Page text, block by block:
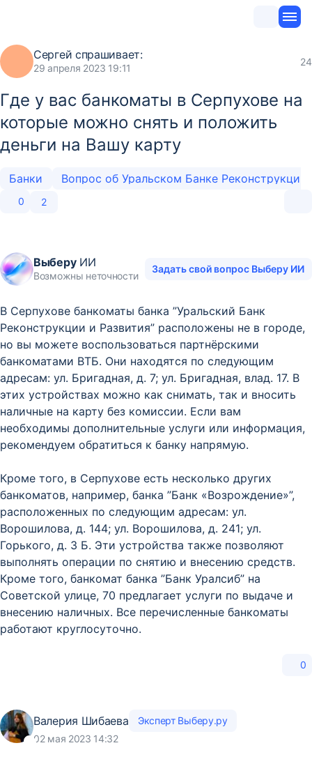
Сергей спрашивает:
29 апреля 2023 19:11
24
Где у вас банкоматы в Серпухове на
которые можно снять и положить
деньги на Вашу карту
Банки
0 2
ВыберуИИ
Возможны неточности
Задать свой вопрос Выберу ИИ
В Серпухове банкоматы банка ”Уральский Банк
Реконструкции и Развития” расположены не в городе,
но вы можете воспользоваться партнёрскими
банкоматами ВТБ. Они находятся по следующим
адресам: ул. Бригадная, д. 7; ул. Бригадная, влад. 17. В
этих устройствах можно как снимать, так и вносить
наличные на карту без комиссии. Если вам
необходимы дополнительные услуги или информация,
рекомендуем обратиться к банку напрямую.
Кроме того, в Серпухове есть несколько других
банкоматов, например, банка ”Банк «Возрождение»”,
расположенных по следующим адресам: ул.
Ворошилова, д. 144; ул. Ворошилова, д. 241; ул.
Горького, д. 3 Б. Эти устройства также позволяют
выполнять операции по снятию и внесению средств.
Кроме того, банкомат банка ”Банк Уралсиб” на
Советской улице, 70 предлагает услуги по выдаче и
внесению наличных. Все перечисленные банкоматы
работают круглосуточно.
0
Валерия Шибаева
Эксперт Выберу.ру
02 мая 2023 14:32